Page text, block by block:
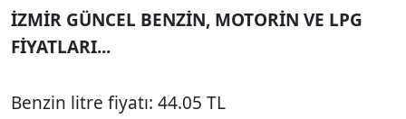
İZMİR GÜNCEL BENZİN, MOTORİN VE LPG
FİYATLARI...
Benzin litre fiyatı: 44.05 TL